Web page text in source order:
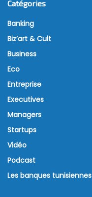
Catégories
Banking
Biz’art & Cult
Business
Eco
Entreprise
Executives
Managers
Startups
Vidéo
Podcast
Les banques tunisiennes